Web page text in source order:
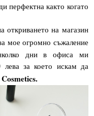
перфектна както когато
откриването на магазин
мое огромно съжаление
дни в офиса ми
за което искам да